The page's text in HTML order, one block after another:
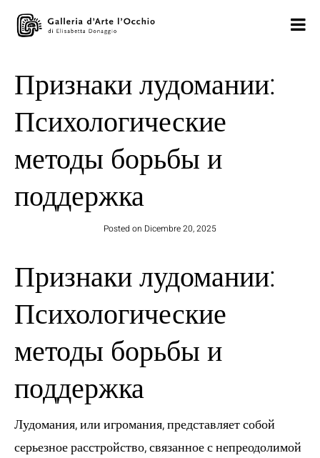
Признаки лудомании:
Психологические
методы борьбы и
поддержка
Posted on Dicembre 20, 2025
Признаки лудомании:
Психологические
методы борьбы и
поддержка
Лудомания, или игромания, представляет собой
серьезное расстройство, связанное с непреодолимой